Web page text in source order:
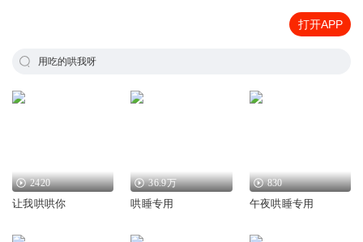
打开APP
用吃的哄我呀
2420
让我哄哄你
36.9万
哄睡专用
830
午夜哄睡专用